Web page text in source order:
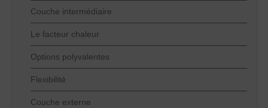
Couche intermédiaire
Le facteur chaleur
Options polyvalentes
Flexibilité
Couche externe